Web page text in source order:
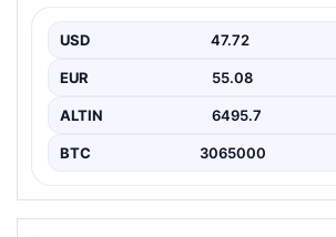
USD 47.72
EUR 55.08
ALTIN 6495.7
BTC 3065000